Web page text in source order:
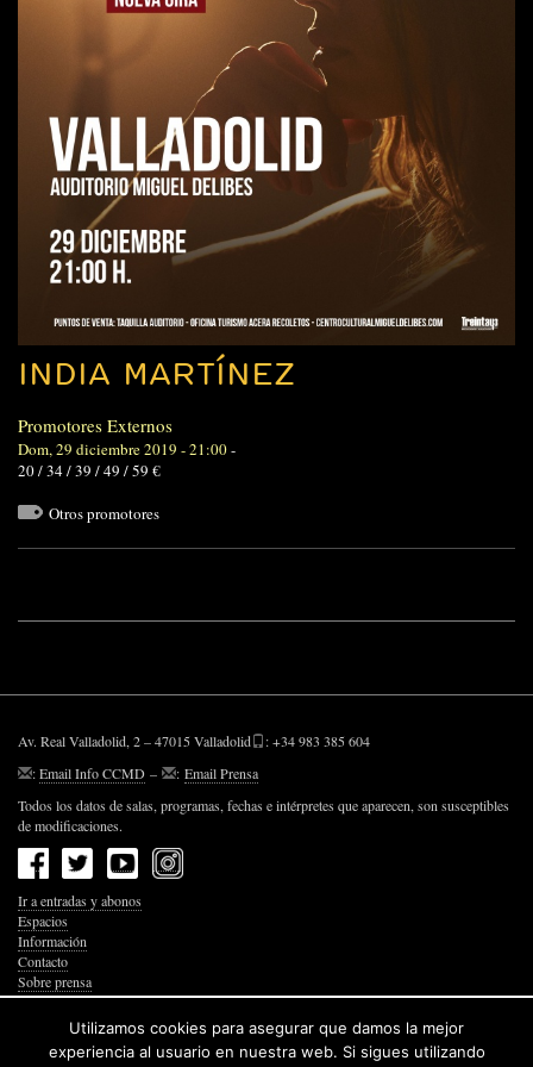
INDIA MARTÍNEZ
Promotores Externos
Dom, 29 diciembre 2019 - 21:00-
20 / 34 / 39 / 49 / 59 €
Otros promotores
Av. Real Valladolid, 2 – 47015 Valladolid
: +34 983 385 604
:Email Info CCMD – : Email Prensa
Todos los datos de salas, programas, fechas e intérpretes que aparecen, son susceptibles
de modificaciones.
Ir a entradas y abonos
Espacios
Información
Contacto
Sobre prensa
Política de Privacidad
Política de Cookies
Accesibilidad Web
Utilizamos cookies para asegurar que damos la mejor
experiencia al usuario en nuestra web. Si sigues utilizando